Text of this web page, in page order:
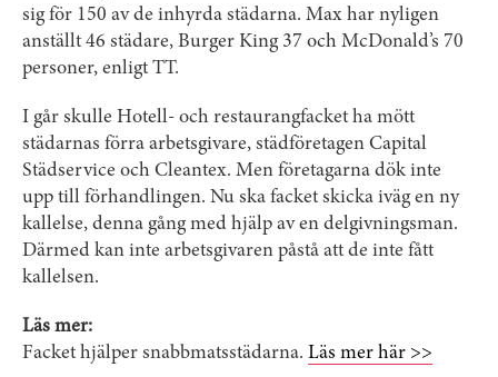
sig för 150 av de inhyrda städarna. Max har nyligen
anställt 46 städare, Burger King 37 och McDonald’s 70
personer, enligt TT.
I går skulle Hotell- och restaurangfacket ha mött
städarnas förra arbetsgivare, städföretagen Capital
Städservice och Cleantex. Men företagarna dök inte
upp till förhandlingen. Nu ska facket skicka iväg en ny
kallelse, denna gång med hjälp av en delgivningsman.
Därmed kan inte arbetsgivaren påstå att de inte fått
kallelsen.
Läs mer:
Facket hjälper snabbmatsstädarna. Läs mer här >>